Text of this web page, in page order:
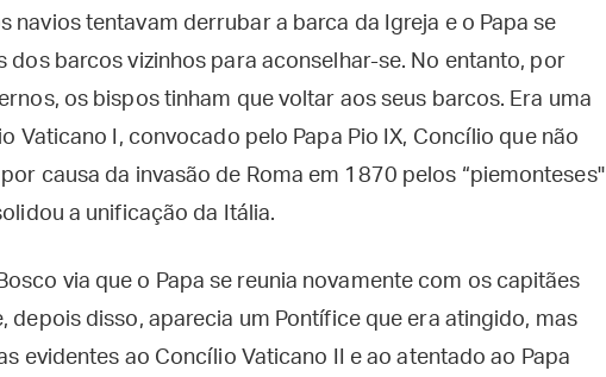
navios tentavam derrubar a barca da Igreja e o Papa se
dos barcos vizinhos para aconselhar-se. No entanto, por
os bispos tinham que voltar aos seus barcos. Era uma
Vaticano I, convocado pelo Papa Pio IX, Concílio que não
causa da invasão de Roma em 1870 pelos “piemonteses"
a unificação da Itália.
via que o Papa se reunia novamente com os capitães
depois disso, aparecia um Pontífice que era atingido, mas
evidentes ao Concílio Vaticano II e ao atentado ao Papa